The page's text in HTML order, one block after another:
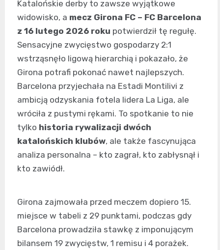
Katalońskie derby to zawsze wyjątkowe
widowisko, a mecz Girona FC – FC Barcelona
z 16 lutego 2026 roku potwierdził tę regułę.
Sensacyjne zwycięstwo gospodarzy 2:1
wstrząsnęło ligową hierarchią i pokazało, że
Girona potrafi pokonać nawet najlepszych.
Barcelona przyjechała na Estadi Montilivi z
ambicją odzyskania fotela lidera La Liga, ale
wróciła z pustymi rękami. To spotkanie to nie
tylko historia rywalizacji dwóch
katalońskich klubów, ale także fascynująca
analiza personalna – kto zagrał, kto zabłysnął i
kto zawiódł.
Girona zajmowała przed meczem dopiero 15.
miejsce w tabeli z 29 punktami, podczas gdy
Barcelona prowadziła stawkę z imponującym
bilansem 19 zwycięstw, 1 remisu i 4 porażek.